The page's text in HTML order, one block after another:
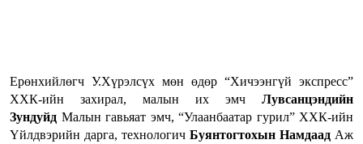
Ерөнхийлөгч У.Хүрэлсүх мөн өдөр “Хичээнгүй экспресс”
ХХК-ийн захирал, малын их эмч Лувсанцэндийн
Зундуйд Малын гавьяат эмч, “Улаанбаатар гурил” ХХК-ийн
Үйлдвэрийн дарга, технологич Буянтогтохын Намдаад Аж